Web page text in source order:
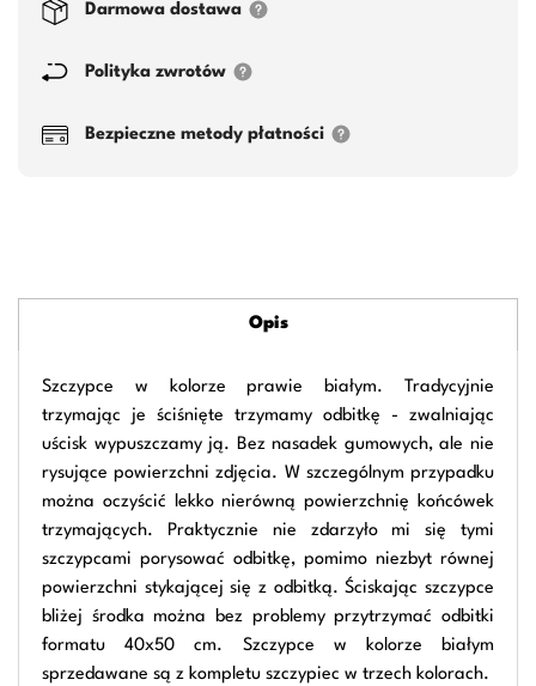
Darmowa dostawa
Polityka zwrotów
Bezpieczne metody płatności
Opis
Szczypce w kolorze prawie białym. Tradycyjnie
trzymając je ściśnięte trzymamy odbitkę - zwalniając
uścisk wypuszczamy ją. Bez nasadek gumowych, ale nie
rysujące powierzchni zdjęcia. W szczególnym przypadku
można oczyścić lekko nierówną powierzchnię końcówek
trzymających. Praktycznie nie zdarzyło mi się tymi
szczypcami porysować odbitkę, pomimo niezbyt równej
powierzchni stykającej się z odbitką. Ściskając szczypce
bliżej środka można bez problemy przytrzymać odbitki
formatu 40x50 cm. Szczypce w kolorze białym
sprzedawane są z kompletu szczypiec w trzech kolorach.